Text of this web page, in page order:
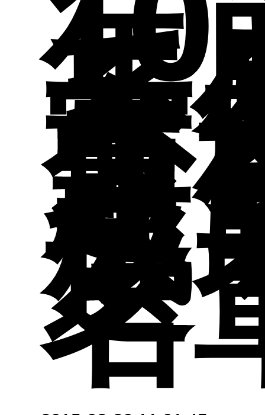
師
介
表
表
年
系
實
題
成
選
名